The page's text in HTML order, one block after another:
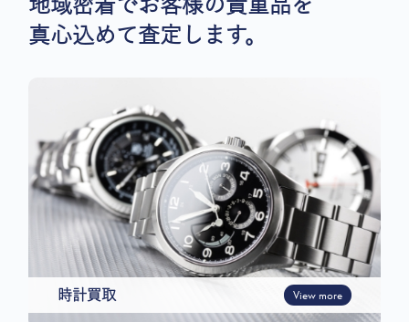
地域密着でお客様の貴重品を
真心込めて査定します。
時計買取 View more